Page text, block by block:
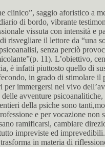
clinico”, saggio aforistico a
di bordo, vibrante
vissuta con intensità e
risvegliare il lettore da “una
senza perciò
11). L’obiettivo,
è infatti piuttosto quello di
in grado di stimolare il
per immergersi nel vivo
avventure psicoanalitiche,
della psiche sono
e per vocazione non
ramificarsi, cambiare
impreviste ed
in materia di